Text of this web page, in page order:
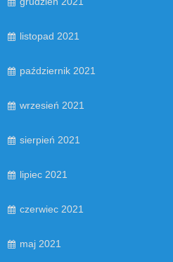
listopad 2021
październik 2021
wrzesień 2021
sierpień 2021
lipiec 2021
czerwiec 2021
maj 2021